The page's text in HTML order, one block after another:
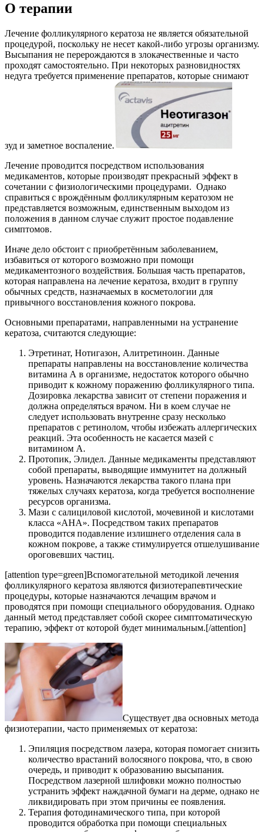
О терапии
Лечение фолликулярного кератоза не является обязательной
процедурой, поскольку не несет какой-либо угрозы организму.
Высыпания не перерождаются в злокачественные и часто
проходят самостоятельно. При некоторых разновидностях
недуга требуется применение препаратов, которые снимают
зуд и заметное воспаление.
Лечение проводится посредством использования
медикаментов, которые производят прекрасный эффект в
сочетании с физиологическими процедурами. Однако
справиться с врождённым фолликулярным кератозом не
представляется возможным, единственным выходом из
положения в данном случае служит простое подавление
симптомов.
Иначе дело обстоит с приобретённым заболеванием,
избавиться от которого возможно при помощи
медикаментозного воздействия. Большая часть препаратов,
которая направлена на лечение кератоза, входит в группу
обычных средств, назначаемых в косметологии для
привычного восстановления кожного покрова.
Основными препаратами, направленными на устранение
кератоза, считаются следующие:
Этретинат, Нотигазон, Алитретиноин. Данные
препараты направлены на восстановление количества
витамина А в организме, недостаток которого обычно
приводит к кожному поражению фолликулярного типа.
Дозировка лекарства зависит от степени поражения и
должна определяться врачом. Ни в коем случае не
следует использовать внутренне сразу несколько
препаратов с ретинолом, чтобы избежать аллергических
реакций. Эта особенность не касается мазей с
витамином А.
Протопик, Элидел. Данные медикаменты представляют
собой препараты, выводящие иммунитет на должный
уровень. Назначаются лекарства такого плана при
тяжелых случаях кератоза, когда требуется восполнение
ресурсов организма.
Мази с салициловой кислотой, мочевиной и кислотами
класса «АНА». Посредством таких препаратов
проводится подавление излишнего отделения сала в
кожном покрове, а также стимулируется отшелушивание
ороговевших частиц.
[attention type=green]Вспомогательной методикой лечения
фолликулярного кератоза являются физиотерапевтические
процедуры, которые назначаются лечащим врачом и
проводятся при помощи специального оборудования. Однако
данный метод представляет собой скорее симптоматическую
терапию, эффект от которой будет минимальным.[/attention]
Существует два основных метода
физиотерапии, часто применяемых от кератоза:
Эпиляция посредством лазера, которая помогает снизить
количество врастаний волосяного покрова, что, в свою
очередь, и приводит к образованию высыпания.
Посредством лазерной шлифовки можно полностью
устранить эффект наждачной бумаги на дерме, однако не
ликвидировать при этом причины ее появления.
Терапия фотодинамического типа, при которой
проводится обработка при помощи специальных